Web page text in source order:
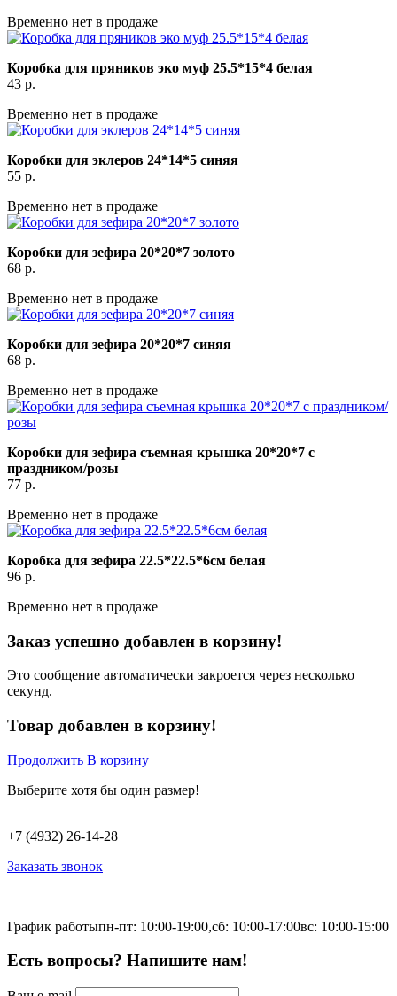
Временно нет в продаже
Коробка для пряников эко муф 25.5*15*4 белая
43 р.
Временно нет в продаже
Коробки для эклеров 24*14*5 синяя
55 р.
Временно нет в продаже
Коробки для зефира 20*20*7 золото
68 р.
Временно нет в продаже
Коробки для зефира 20*20*7 синяя
68 р.
Временно нет в продаже
Коробки для зефира съемная крышка 20*20*7 с
праздником/розы
77 р.
Временно нет в продаже
Коробка для зефира 22.5*22.5*6см белая
96 р.
Временно нет в продаже
Заказ успешно добавлен в корзину!
Это сообщение автоматически закроется через несколько
секунд.
Товар добавлен в корзину!
Продолжить В корзину
Выберите хотя бы один размер!
+7 (4932) 26-14-28
Заказать звонок
График работыпн-пт: 10:00-19:00,сб: 10:00-17:00вс: 10:00-15:00
Есть вопросы? Напишите нам!